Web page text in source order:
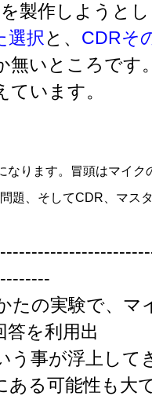
製作しようと
選択 と、 CDRそ
無いところです
います。
なります。冒頭はマイク
題、そしてCDR、マス
たの実験で、マ
答を利用出
う事が浮上して
ある可能性も大